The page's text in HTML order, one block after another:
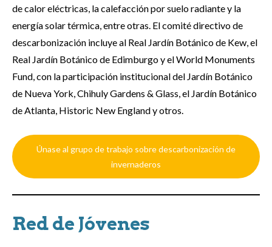
de calor eléctricas, la calefacción por suelo radiante y la
energía solar térmica, entre otras. El comité directivo de
descarbonización incluye al Real Jardín Botánico de Kew, el
Real Jardín Botánico de Edimburgo y el World Monuments
Fund, con la participación institucional del Jardín Botánico
de Nueva York, Chihuly Gardens & Glass, el Jardín Botánico
de Atlanta, Historic New England y otros.
Únase al grupo de trabajo sobre descarbonización de
invernaderos
Red de Jóvenes